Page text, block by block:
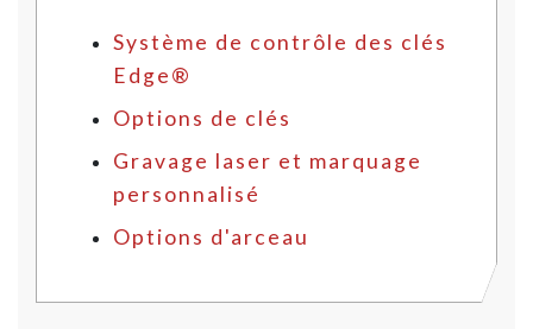
Système de contrôle des clés
Edge®
Options de clés
Gravage laser et marquage
personnalisé
Options d'arceau